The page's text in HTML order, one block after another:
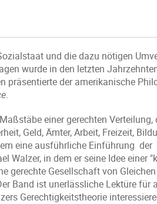
und die dazu nötigen
wurde in den letzten
präsentierte der amerikanische
.
einer gerechten Verteilung,
Geld, Ämter, Arbeit, Freizeit,
eine ausführliche Einführung der
Walzer, in dem er seine Idee einer
gerechte Gesellschaft von
Band ist unerlässliche Lektüre für
Gerechtigkeitstheorie